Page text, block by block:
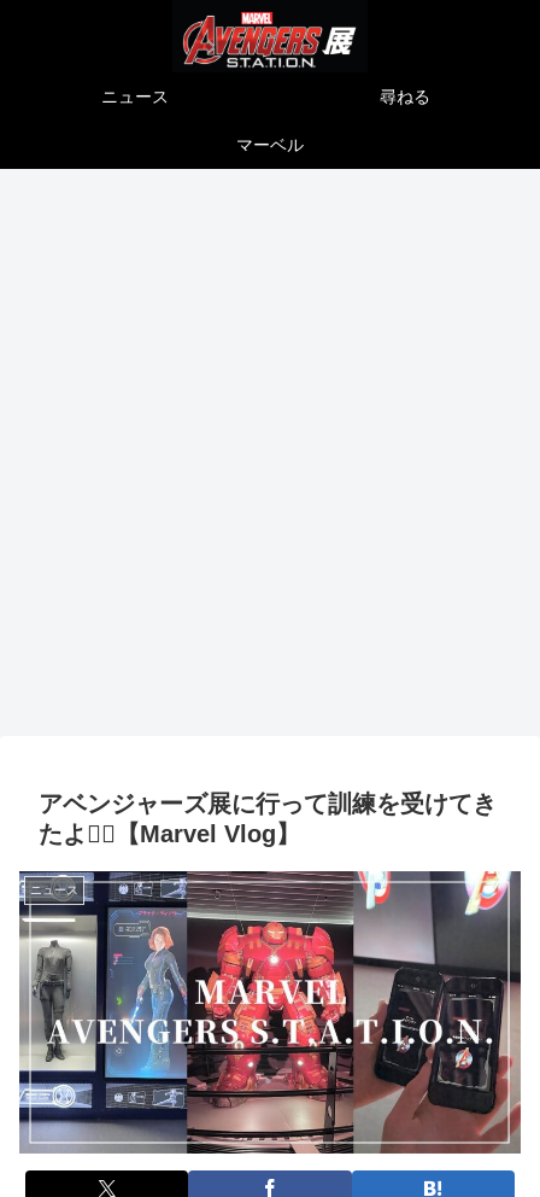
ニュース 尋ねる
マーベル
アベンジャーズ展に行って訓練を受けてき
たよ🦸‍♂️【Marvel Vlog】
ニュース